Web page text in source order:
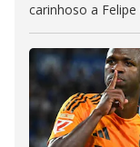
carinhoso a